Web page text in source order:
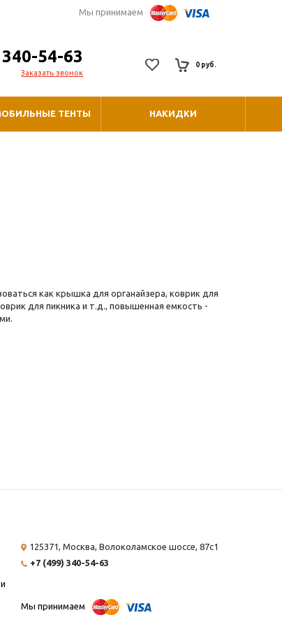
Мы принимаем
54-63
Заказать звонок
0 руб.
ТЕНТЫ НАКИДКИ
как крышка для органайзера, коврик для
для пикника и т.д., повышенная емкость -
125371, Москва, Волоколамское шоссе, 87с1
+7 (499) 340-54-63
Мы принимаем